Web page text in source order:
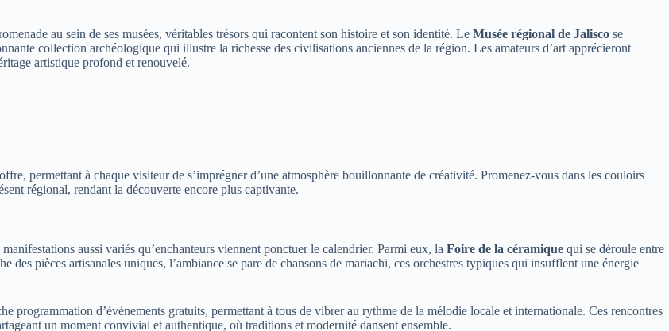
au sein de ses musées, véritables trésors qui racontent son histoire et son identité. Le Musée régional de Jalisco se
collection archéologique qui illustre la richesse des civilisations anciennes de la région. Les amateurs d’art apprécieront
artistique profond et renouvelé.
permettant à chaque visiteur de s’imprégner d’une atmosphère bouillonnante de créativité. Promenez-vous dans les couloirs
régional, rendant la découverte encore plus captivante.
aussi variés qu’enchanteurs viennent ponctuer le calendrier. Parmi eux, la Foire de la céramique qui se déroule entre
pièces artisanales uniques, l’ambiance se pare de chansons de mariachi, ces orchestres typiques qui insufflent une énergie
programmation d’événements gratuits, permettant à tous de vibrer au rythme de la mélodie locale et internationale. Ces rencontres
un moment convivial et authentique, où traditions et modernité dansent ensemble.